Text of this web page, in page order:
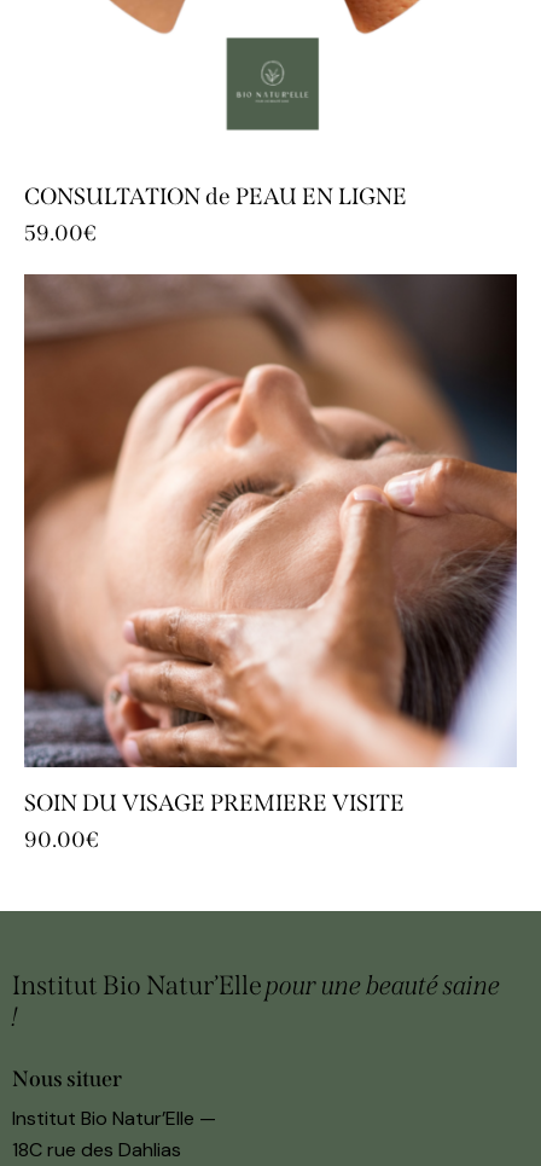
CONSULTATION de PEAU EN LIGNE
59.00€
SOIN DU VISAGE PREMIERE VISITE
90.00€
Institut Bio Natur’Ellepour une beautésaine
!
Nous situer
Institut Bio Natur’Elle —
18C rue des Dahlias